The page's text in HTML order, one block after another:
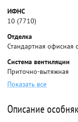
ИФНС
10 (7710)
Отделка
Стандартная офисная
Система вентиляции
Приточно-вытяжная
Показать все
Описание